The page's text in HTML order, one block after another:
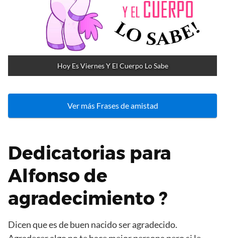
Hoy Es Viernes Y El Cuerpo Lo Sabe
Ver más Frases de amistad
Dedicatorias para
Alfonso de
agradecimiento ?
Dicen que es de buen nacido ser agradecido.